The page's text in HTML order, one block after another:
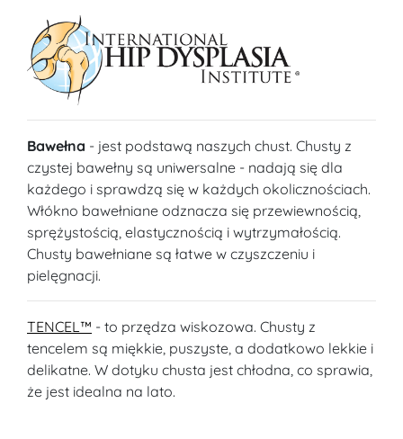
Bawełna - jest podstawą naszych chust. Chusty z
czystej bawełny są uniwersalne - nadają się dla
każdego i sprawdzą się w każdych okolicznościach.
Włókno bawełniane odznacza się przewiewnością,
sprężystością, elastycznością i wytrzymałością.
Chusty bawełniane są łatwe w czyszczeniu i
pielęgnacji.
TENCEL™ - to przędza wiskozowa. Chusty z
tencelem są miękkie, puszyste, a dodatkowo lekkie i
delikatne. W dotyku chusta jest chłodna, co sprawia,
że jest idealna na lato.